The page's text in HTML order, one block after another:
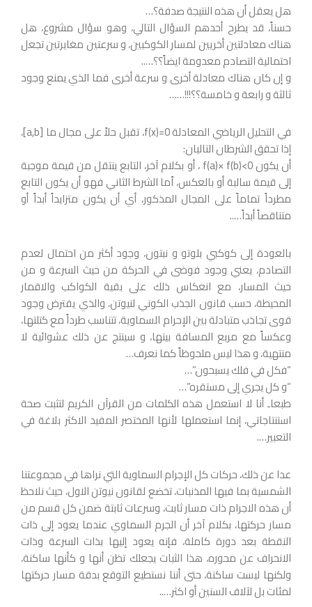
هل يعقل أن هذه النتيجة صدفة؟…
حسناً، قد يطرح أحدهم السؤال التالي، وهو سؤال مشروع، هل
هناك معادلتين أخريين لمسار الكوكبين، و سرعتين مغايرتين تجعل
احتمالية التصادم معدومة ايضاً؟؟…..
و إن كان هناك معادلة أخرى و سرعة أخرى فما الذي يمنع وجود
ثالثة و رابعة و خامسة؟؟!!!……
في التحليل الرياضي المعادلة f(x)=0، تقبل حلاً على مجال ما [a,b]،
إذا تحقق الشرطان التاليان:
أن يكون f(a)× f(b)<0 ، أو بكلام آخر، التابع ينتقل من قيمة موجبة
إلى قيمة سالبة أو بالعكس، ٱما الشرط الثاني فهو أن يكون التابع
مطرداً تماماً على المجال المذكور، أي أن يكون متزايداً أبداً أو
متناقصاً أبداً…..
بالعودة إلى كوكبي بلوتو و نبتون، وجود أكثر من احتمال لعدم
التصادم، يعني وجود فوضى في الحركة من حيث السرعة و من
حيث المسار، مع انعكاس ذلك على بقية الكواكب والاقمار
المحيطة، حسب قانون الجذب الكوني لنيوتن، والذي يفترض وجود
قوى تجاذب متبادلة بين الإحرام السماوية، تتناسب طرداً مع كتلتها،
وعكساً مع مربع المسافة بينها، و سينتج عن ذلك عشوائية لا
منتهية، و هذا ليس ملحوظاً كما نعرف…
“فكل في فلك يسبحون”…
“و كل يجري إلى مستقره”…
طبعاـ أنا لا استعمل هذه الكلمات من القرآن الكريم لتثبت صحة
استنتاجاتي، إنما استعملها لأنها المختصر المفيد الاكثر بلاغة في
التعبير….
عدا عن ذلك، حركات كل الإجرام السماوية التي نراها في مجموعتنا
الشمسية بما فيها المذنبات، تخضع لقانون نيوتن الاول، حيث نلاحظ
أن هذه الاجرام ذات مسار ثابت، وسرعات ثابتة ضمن كل قسم من
مسار حركتها، بكلام آخر أن الجرم السماوي عندما يعود إلى ذات
النقطة بعد دورة كاملة، فإنه يعود إليها بذات السرعة وذات
الانحراف عن محوره، هذا الثبات يجعلك تظن أنها و كأنها ساكنة،
ولكنها ليست ساكنة، حتى أننا نستطيع التوقع بدقة مسار حركتها
لمئات بل لآلاف السنين أو اكثر…..